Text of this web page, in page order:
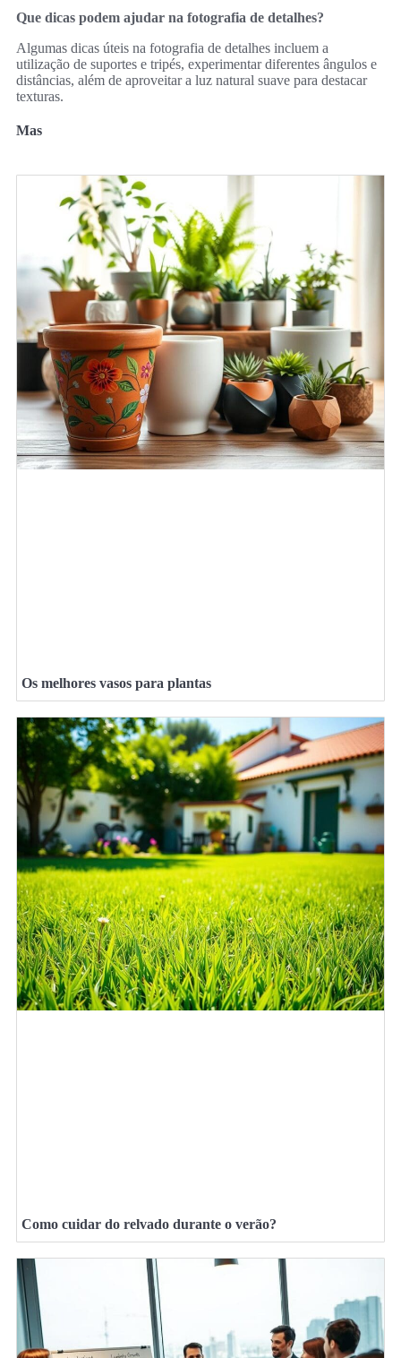
Que dicas podem ajudar na fotografia de detalhes?
Algumas dicas úteis na fotografia de detalhes incluem a
utilização de suportes e tripés, experimentar diferentes ângulos e
distâncias, além de aproveitar a luz natural suave para destacar
texturas.
Mas
Os melhores vasos para plantas
Como cuidar do relvado durante o verão?